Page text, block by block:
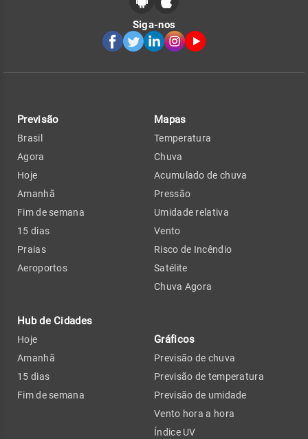
Siga-nos
Previsão
Brasil
Agora
Hoje
Amanhã
Fim de semana
15 dias
Praias
Aeroportos
Hub de Cidades
Hoje
Amanhã
15 dias
Fim de semana
Mapas
Temperatura
Chuva
Acumulado de chuva
Pressão
Umidade relativa
Vento
Risco de Incêndio
Satélite
Chuva Agora
Gráficos
Previsão de chuva
Previsão de temperatura
Previsão de umidade
Vento hora a hora
Índice UV